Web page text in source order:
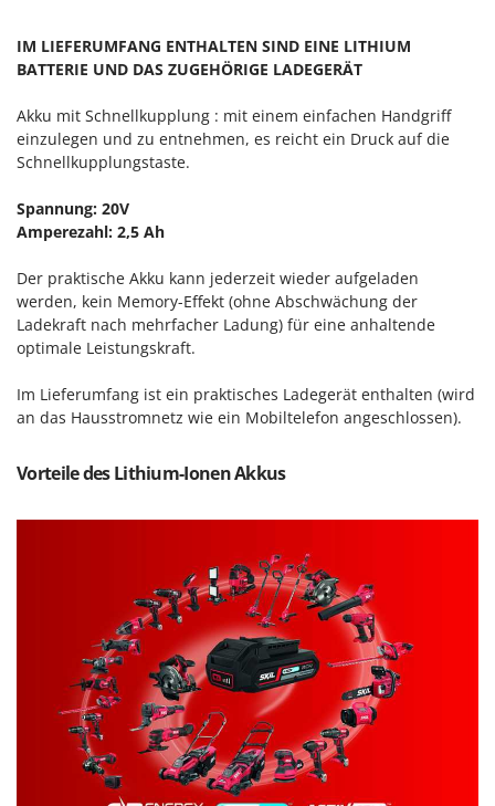
W
Wasserpumpen
Wein- und Obstpressen
Wein- und Ölschichtenfilter
Wiesenwalzen für Traktor
Wurstfüller
Z
Zerstäuber
Zinkeneggen
Zubehör für Rasentraktoren
Komo
L
Laica
Lampacrescia - MGM
Landxcape
LAR Casalinghi
Lavor
Linea VZ
Lisam
Lotusgrill
M
M.A.I.BO.
Macte Ovens
Marina Systems
Master
Mastercook
McCulloch
MCH
Michelin
IM LIEFERUMFANG ENTHALTEN SIND EINE LITHIUM
BATTERIE UND DAS ZUGEHÖRIGE LADEGERÄT
Akku mit Schnellkupplung : mit einem einfachen Handgriff
einzulegen und zu entnehmen, es reicht ein Druck auf die
Schnellkupplungstaste.
Spannung: 20V
Amperezahl: 2,5 Ah
Der praktische Akku kann jederzeit wieder aufgeladen
werden, kein Memory-Effekt (ohne Abschwächung der
Ladekraft nach mehrfacher Ladung) für eine anhaltende
optimale Leistungskraft.
Im Lieferumfang ist ein praktisches Ladegerät enthalten (wird
an das Hausstromnetz wie ein Mobiltelefon angeschlossen).
Vorteile des Lithium-Ionen Akkus